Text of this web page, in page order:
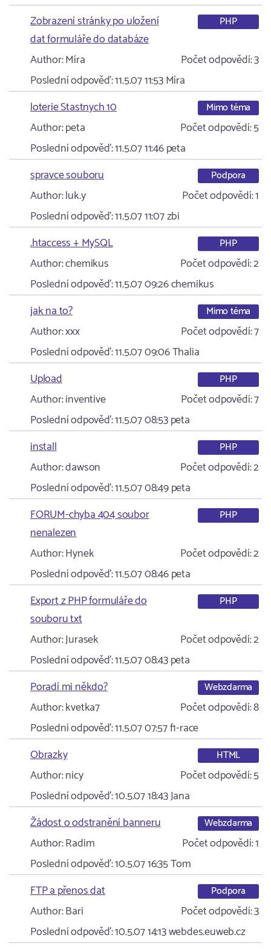
Zobrazení stránky po uložení
dat formuláře do databáze
PHP
Author:Míra Počet odpovědí:3
Poslední odpověď:11.5.07 11:53Míra
loterie Stastnych 10
Mimo téma
Author:peta Počet odpovědí:5
Poslední odpověď:11.5.07 11:46peta
spravce souboru
Podpora
Author:luk.y Počet odpovědí:1
Poslední odpověď:11.5.07 11:07zbi
.htaccess + MySQL
PHP
Author:chemikus Počet odpovědí:2
Poslední odpověď:11.5.07 09:26chemikus
jak na to?
Mimo téma
Author:xxx Počet odpovědí:7
Poslední odpověď:11.5.07 09:06Thalia
Upload
PHP
Author:inventive Počet odpovědí:7
Poslední odpověď:11.5.07 08:53peta
install
PHP
Author:dawson Počet odpovědí:2
Poslední odpověď:11.5.07 08:49peta
FORUM-chyba 404 soubor
nenalezen
PHP
Author:Hynek Počet odpovědí:2
Poslední odpověď:11.5.07 08:46peta
Export z PHP formuláře do
souboru txt
PHP
Author:Jurasek Počet odpovědí:2
Poslední odpověď:11.5.07 08:43peta
Poradí mi někdo?
Webzdarma
Author:kvetka7 Počet odpovědí:8
Poslední odpověď:11.5.07 07:57f1-race
Obrazky
HTML
Author:nicy Počet odpovědí:5
Poslední odpověď:10.5.07 18:43Jana
Žádost o odstranění banneru
Webzdarma
Author:Radim Počet odpovědí:1
Poslední odpověď:10.5.07 16:35Tom
FTP a přenos dat
Podpora
Author:Bari Počet odpovědí:3
Poslední odpověď:10.5.07 14:13webdes.euweb.cz